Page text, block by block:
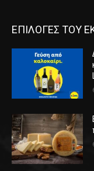
ΕΠΙΛΟΓΕΣ ΤΟΥ